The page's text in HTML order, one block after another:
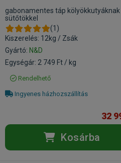
gabonamentes táp kölyökkutyáknak
sütőtökkel
(1)
Kiszerelés: 12kg / Zsák
Gyártó: N&D
Egységár: 2 749 Ft / kg
Rendelhető
Ingyenes házhozszállítás
32
Kosárba